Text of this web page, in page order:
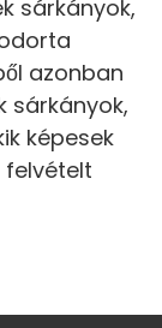
sárkányok,
azonban
sárkányok,
képesek
felvételt